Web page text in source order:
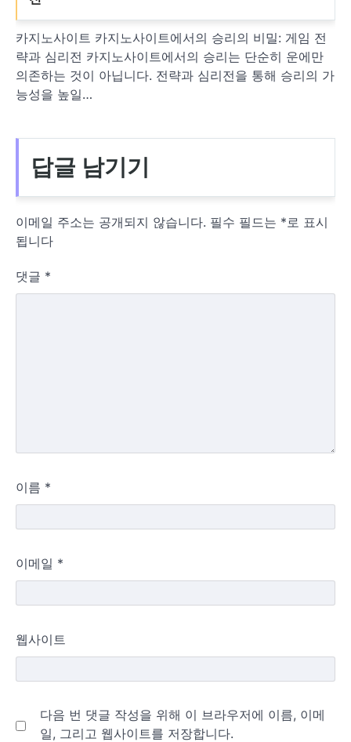
카지노사이트 카지노사이트에서의 승리의 비밀: 게임 전
략과 심리전 카지노사이트에서의 승리는 단순히 운에만
의존하는 것이 아닙니다. 전략과 심리전을 통해 승리의 가
능성을 높일…
답글 남기기
이메일 주소는 공개되지 않습니다. 필수 필드는 * 로 표시
됩니다
댓글 *
이름 *
이메일 *
웹사이트
다음 번 댓글 작성을 위해 이 브라우저에 이름, 이메
일, 그리고 웹사이트를 저장합니다.